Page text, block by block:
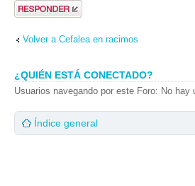
Publicar una
respuesta
Volver a Cefalea en racimos
¿QUIÉN ESTÁ CONECTADO?
Usuarios navegando por este Foro: No
Índice general